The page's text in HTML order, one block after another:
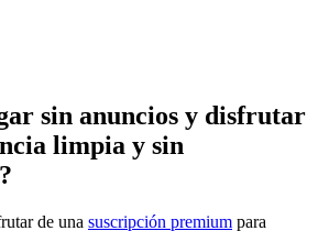
sin anuncios y disfrutar
limpia y sin
de una suscripción premium para